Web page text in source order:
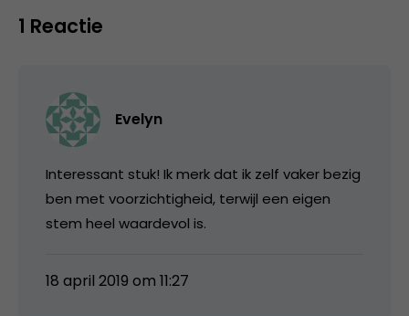
1 Reactie
Evelyn
Interessant stuk! Ik merk dat ik zelf vaker bezig
ben met voorzichtigheid, terwijl een eigen
stem heel waardevol is.
18 april 2019 om 11:27